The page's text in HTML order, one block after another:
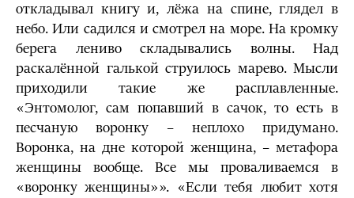
откладывал книгу и, лёжа на спине, глядел в
небо. Или садился и смотрел на море. На кромку
берега лениво складывались волны. Над
раскалённой галькой струилось марево. Мысли
приходили такие же расплавленные.
«Энтомолог, сам попавший в сачок, то есть в
песчаную воронку – неплохо придумано.
Воронка, на дне которой женщина, – метафора
женщины вообще. Все мы проваливаемся в
«воронку женщины»». «Если тебя любит хотя